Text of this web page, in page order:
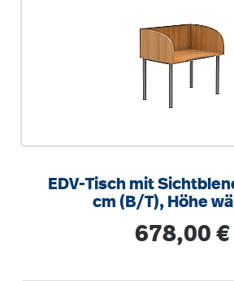
EDV-Tisch mit
cm (B/T), Höhe
Regulärer Preis:
678,00 €